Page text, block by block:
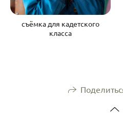
съёмка для кадетского
класса